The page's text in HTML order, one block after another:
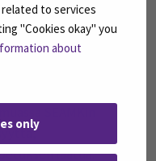
to services
"Cookies okay" you
about
only
erinomaisesti
jonka
laatua.